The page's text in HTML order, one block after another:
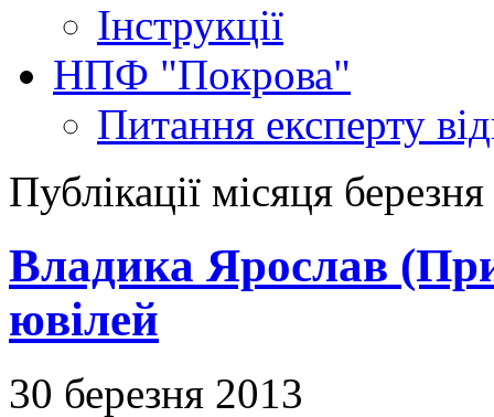
Інструкції
НПФ "Покрова"
Питання експерту
Публікації місяця
Владика Ярослав
ювілей
30 березня 2013